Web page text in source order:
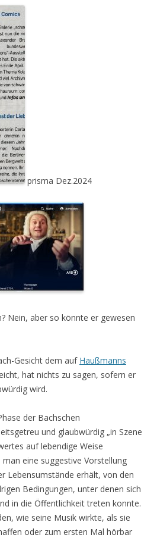
prisma Dez.2024
Nein, aber so könnte er gewesen
Gesicht dem auf Haußmanns
hat nichts zu sagen, sofern er
wird.
der Bachschen
und glaubwürdig „in Szene
auf lebendige Weise
eine suggestive Vorstellung
Lebensumstände erhält, von den
Bedingungen, unter denen sich
in die Öffentlichkeit treten konnte.
wie seine Musik wirkte, als sie
oder zum ersten Mal hörbar